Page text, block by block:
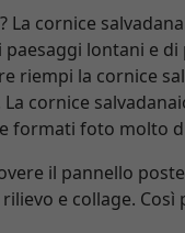
cornice
lontani e
riempi la cornice
cornice
formati foto molto
il pannello
e collage.